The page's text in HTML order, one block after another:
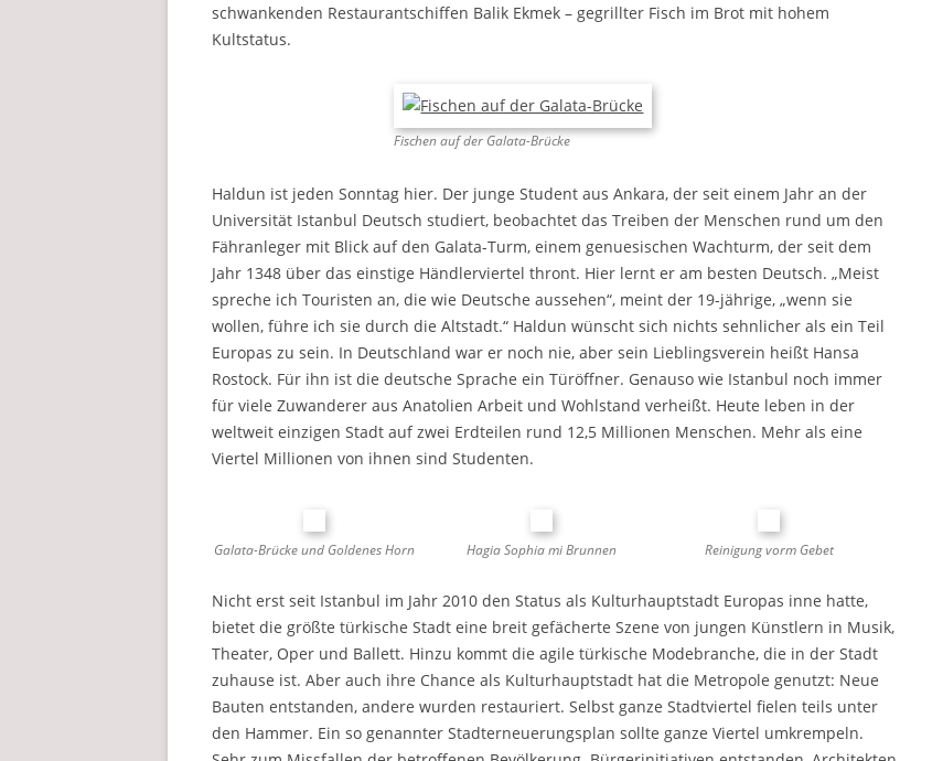
schwankenden Restaurantschiffen Balik Ekmek – gegrillter Fisch im Brot mit hohem
Kultstatus.
Fischen auf der Galata-Brücke
Haldun ist jeden Sonntag hier. Der junge Student aus Ankara, der seit einem Jahr an der
Universität Istanbul Deutsch studiert, beobachtet das Treiben der Menschen rund um den
Fähranleger mit Blick auf den Galata-Turm, einem genuesischen Wachturm, der seit dem
Jahr 1348 über das einstige Händlerviertel thront. Hier lernt er am besten Deutsch. „Meist
spreche ich Touristen an, die wie Deutsche aussehen“, meint der 19-jährige, „wenn sie
wollen, führe ich sie durch die Altstadt.“ Haldun wünscht sich nichts sehnlicher als ein Teil
Europas zu sein. In Deutschland war er noch nie, aber sein Lieblingsverein heißt Hansa
Rostock. Für ihn ist die deutsche Sprache ein Türöffner. Genauso wie Istanbul noch immer
für viele Zuwanderer aus Anatolien Arbeit und Wohlstand verheißt. Heute leben in der
weltweit einzigen Stadt auf zwei Erdteilen rund 12,5 Millionen Menschen. Mehr als eine
Viertel Millionen von ihnen sind Studenten.
Galata-Brücke und Goldenes Horn Hagia Sophia mi Brunnen Reinigung vorm Gebet
Nicht erst seit Istanbul im Jahr 2010 den Status als Kulturhauptstadt Europas inne hatte,
bietet die größte türkische Stadt eine breit gefächerte Szene von jungen Künstlern in Musik,
Theater, Oper und Ballett. Hinzu kommt die agile türkische Modebranche, die in der Stadt
zuhause ist. Aber auch ihre Chance als Kulturhauptstadt hat die Metropole genutzt: Neue
Bauten entstanden, andere wurden restauriert. Selbst ganze Stadtviertel fielen teils unter
den Hammer. Ein so genannter Stadterneuerungsplan sollte ganze Viertel umkrempeln.